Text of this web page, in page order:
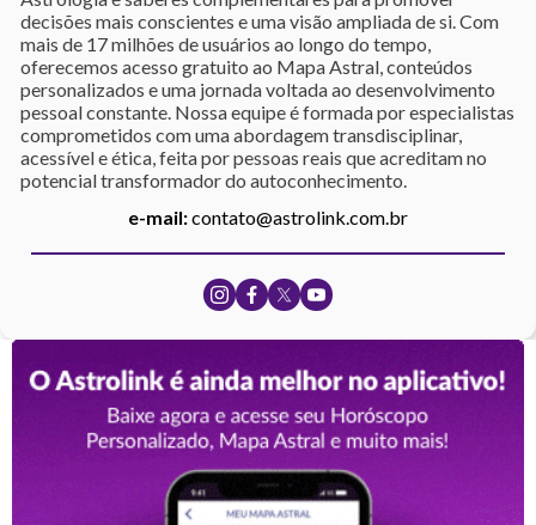
decisões mais conscientes e uma visão ampliada de si. Com
mais de 17 milhões de usuários ao longo do tempo,
oferecemos acesso gratuito ao Mapa Astral, conteúdos
personalizados e uma jornada voltada ao desenvolvimento
pessoal constante. Nossa equipe é formada por especialistas
comprometidos com uma abordagem transdisciplinar,
acessível e ética, feita por pessoas reais que acreditam no
potencial transformador do autoconhecimento.
e-mail:contato@astrolink.com.br